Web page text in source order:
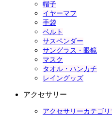
帽子
イヤーマフ
手袋
ベルト
サスペンダー
サングラス・眼鏡
マスク
タオル・ハンカチ
レイングッズ
アクセサリー
アクセサリーカテゴリ